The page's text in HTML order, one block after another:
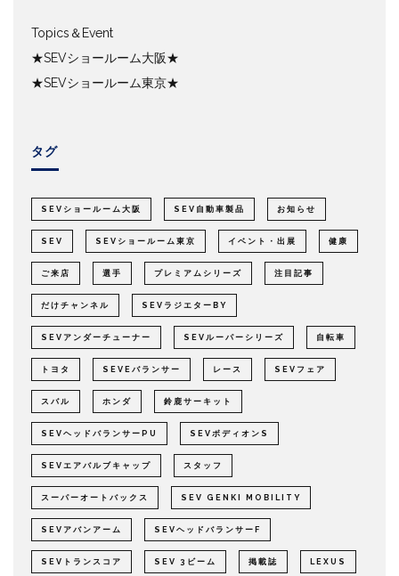
Topics＆Event
★SEVショールーム大阪★
★SEVショールーム東京★
タグ
SEVショールーム大阪 SEV自動車製品 お知らせ
SEV SEVショールーム東京 イベント・出展 健康
ご来店 選手 プレミアムシリーズ 注目記事
だけチャンネル SEVラジエターBY
SEVアンダーチューナー SEVルーパーシリーズ 自転車
トヨタ SEVEバランサー レース SEVフェア
スバル ホンダ 鈴鹿サーキット
SEVヘッドバランサーPU SEVボディオンS
SEVエアバルブキャップ スタッフ
スーパーオートバックス SEV GENKI MOBILITY
SEVアバンアーム SEVヘッドバランサーF
SEVトランスコア SEV 3ビーム 掲載誌 LEXUS